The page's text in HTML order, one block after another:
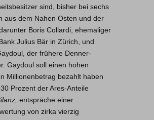
sind, bisher bei sechs
aus dem Nahen Osten und der
Boris Collardi, ehemaliger
Julius Bär in Zürich, und
der frühere Denner-
Gaydoul soll einen hohen
Millionenbetrag bezahlt haben
Prozent der Ares-Anteile
entspräche einer
von zirka vierzig